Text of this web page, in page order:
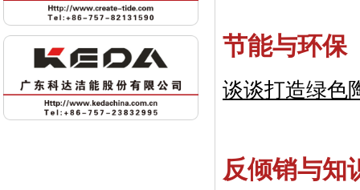
节能与环保
谈谈打造绿色
反倾销与知